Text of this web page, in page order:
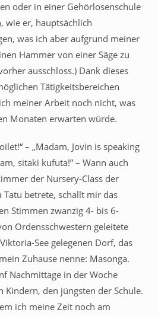
oder in einer Gehörlosenschule
wie er, hauptsächlich
was ich aber aufgrund meiner
Hammer von einer Säge zu
ausschloss.) Dank dieses
Tätigkeitsbereichen
meiner Arbeit noch nicht, was
Monaten erwarten würde.
– „Madam, Jovin is speaking
sitaki kufuta!” – Wann auch
der Nursery-Class der
betrete, schallt mir das
Stimmen zwanzig 4- bis 6-
Ordensschwestern geleitete
See gelegenen Dorf, das
Zuhause nenne: Masonga.
Nachmittage in der Woche
Kindern, den jüngsten der Schule.
ich meine Zeit noch am